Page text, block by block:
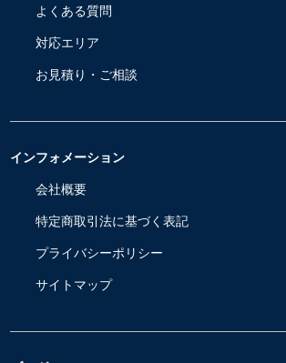
よくある質問
対応エリア
お見積り・ご相談
インフォメーション
会社概要
特定商取引法に基づく表記
プライバシーポリシー
サイトマップ